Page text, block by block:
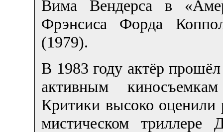
Вима Вендерса в
Фрэнсиса Форда
(1979).
В 1983 году актёр
активным
Критики высоко оценили
мистическом триллере